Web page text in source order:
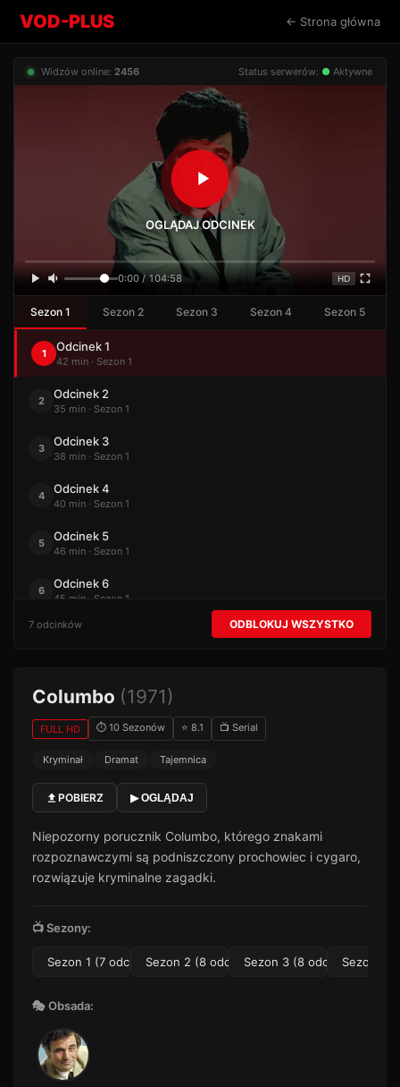
VOD-PLUS ← Strona główna
Widzów online: 2456 Status serwerów: ● Aktywne
OGLĄDAJ ODCINEK
0:00 / 104:58 HD
Sezon 1 Sezon 2 Sezon 3 Sezon 4 Sezon 5
1 Odcinek 1
42 min · Sezon 1
2 Odcinek 2
35 min · Sezon 1
3 Odcinek 3
38 min · Sezon 1
4 Odcinek 4
40 min · Sezon 1
5 Odcinek 5
46 min · Sezon 1
6 Odcinek 6
45 min · Sezon 1
Odcinek 7
7 odcinków ODBLOKUJ WSZYSTKO
Columbo (1971)
FULL HD ⏱ 10 Sezonów ⭐ 8.1 📺 Serial
Kryminał Dramat Tajemnica
POBIERZ ▶ OGLĄDAJ
Niepozorny porucznik Columbo, którego znakami
rozpoznawczymi są podniszczony prochowiec i cygaro,
rozwiązuje kryminalne zagadki.
📺 Sezony:
Sezon 1 (7 odc.) Sezon 2 (8 odc.) Sezon 3 (8 odc.) Sezon 4
🎭 Obsada: